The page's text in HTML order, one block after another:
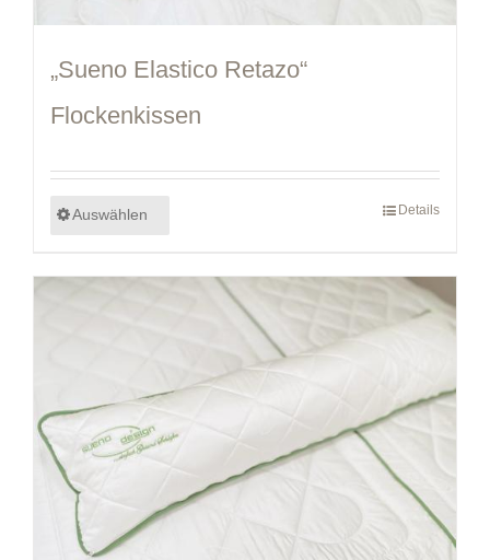
„Sueno Elastico Retazo“
Flockenkissen
Auswählen Details